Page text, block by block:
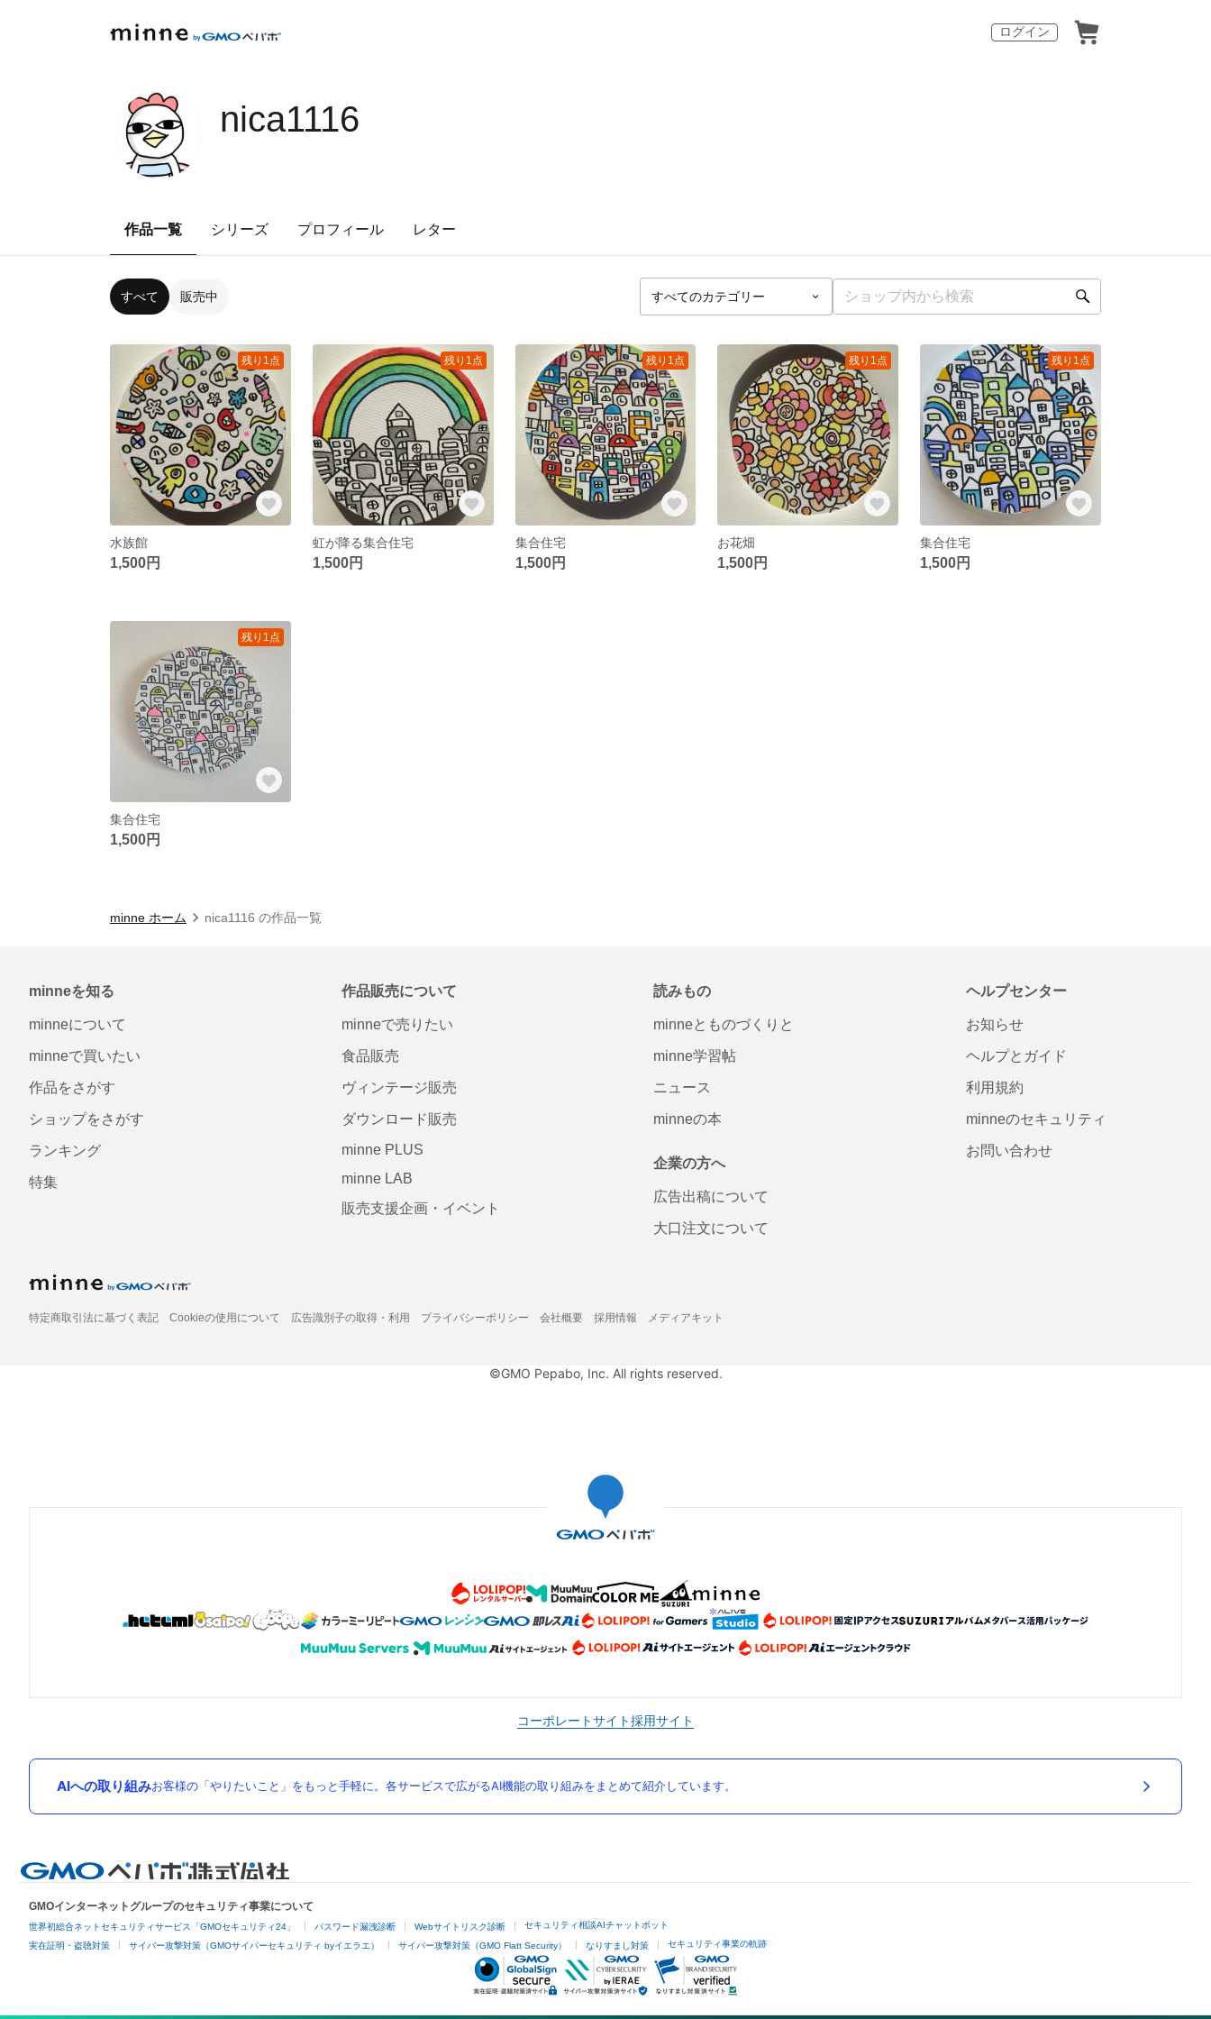
ログイン
nica1116
作品一覧 シリーズ プロフィール レター
すべて 販売中
残り1点
水族館
1,500円
残り1点
虹が降る集合住宅
1,500円
残り1点
集合住宅
1,500円
残り1点
お花畑
1,500円
残り1点
集合住宅
1,500円
残り1点
集合住宅
1,500円
minne ホーム nica1116 の作品一覧
minneを知る
minneについて
minneで買いたい
作品をさがす
ショップをさがす
ランキング
特集
作品販売について
minneで売りたい
食品販売
ヴィンテージ販売
ダウンロード販売
minne PLUS
minne LAB
販売支援企画・イベント
読みもの
minneとものづくりと
minne学習帖
ニュース
minneの本
企業の方へ
広告出稿について
大口注文について
ヘルプセンター
お知らせ
ヘルプとガイド
利用規約
minneのセキュリティ
お問い合わせ
特定商取引法に基づく表記 Cookieの使用について 広告識別子の取得・利用 プライバシーポリシー 会社概要 採用情報 メディアキット
©GMO Pepabo, Inc. All rights reserved.
コーポレートサイト採用サイト
AIへの取り組みお客様の「やりたいこと」をもっと手軽に。各サービスで広がるAI機能の取り組みをまとめて紹介しています。
GMOインターネットグループのセキュリティ事業について
世界初総合ネットセキュリティサービス「GMOセキュリティ24」 パスワード漏洩診断 Webサイトリスク診断 セキュリティ相談AIチャットボット
実在証明・盗聴対策 サイバー攻撃対策（GMOサイバーセキュリティ byイエラエ） サイバー攻撃対策（GMO Flatt Security） なりすまし対策 セキュリティ事業の軌跡